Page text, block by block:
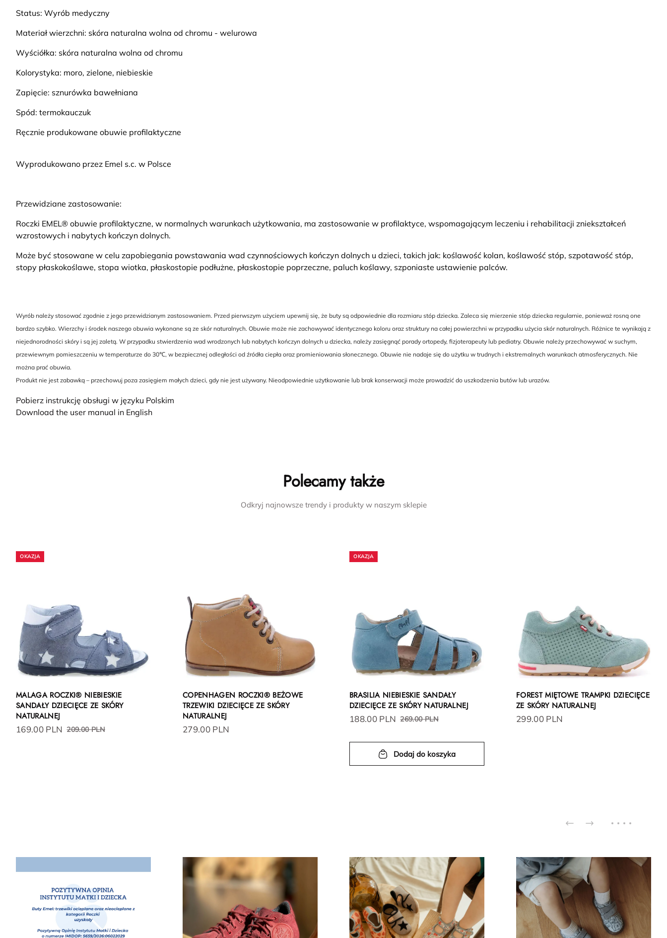
Status: Wyrób medyczny
Materiał wierzchni: skóra naturalna wolna od chromu - welurowa
Wyściółka: skóra naturalna wolna od chromu
Kolorystyka: moro, zielone, niebieskie
Zapięcie: sznurówka bawełniana
Spód: termokauczuk
Ręcznie produkowane obuwie profilaktyczne
Wyprodukowano przez Emel s.c. w Polsce
Przewidziane zastosowanie:
Roczki EMEL® obuwie profilaktyczne, w normalnych warunkach użytkowania, ma zastosowanie w profilaktyce, wspomagającym leczeniu i rehabilitacji zniekształceń
wzrostowych i nabytych kończyn dolnych.
Może być stosowane w celu zapobiegania powstawania wad czynnościowych kończyn dolnych u dzieci, takich jak: koślawość kolan, koślawość stóp, szpotawość stóp,
stopy płaskokoślawe, stopa wiotka, płaskostopie podłużne, płaskostopie poprzeczne, paluch koślawy, szponiaste ustawienie palców.
Wyrób należy stosować zgodnie z jego przewidzianym zastosowaniem. Przed pierwszym użyciem upewnij się, że buty są odpowiednie dla rozmiaru stóp dziecka. Zaleca się mierzenie stóp dziecka regularnie, ponieważ rosną one
bardzo szybko. Wierzchy i środek naszego obuwia wykonane są ze skór naturalnych. Obuwie może nie zachowywać identycznego koloru oraz struktury na całej powierzchni w przypadku użycia skór naturalnych. Różnice te wynikają z
niejednorodności skóry i są jej zaletą. W przypadku stwierdzenia wad wrodzonych lub nabytych kończyn dolnych u dziecka, należy zasięgnąć porady ortopedy, fizjoterapeuty lub pediatry. Obuwie należy przechowywać w suchym,
przewiewnym pomieszczeniu w temperaturze do 30℃, w bezpiecznej odległości od źródła ciepła oraz promieniowania słonecznego. Obuwie nie nadaje się do użytku w trudnych i ekstremalnych warunkach atmosferycznych. Nie
można prać obuwia.
Produkt nie jest zabawką – przechowuj poza zasięgiem małych dzieci, gdy nie jest używany. Nieodpowiednie użytkowanie lub brak konserwacji może prowadzić do uszkodzenia butów lub urazów.
Pobierz instrukcję obsługi w języku Polskim
Download the user manual in English
Polecamy także
Odkryj najnowsze trendy i produkty w naszym sklepie
MALAGA ROCZKI® NIEBIESKIE
SANDAŁY DZIECIĘCE ZE SKÓRY
NATURALNEJ
169.00 PLN 209.00 PLN
COPENHAGEN ROCZKI® BEŻOWE
TRZEWIKI DZIECIĘCE ZE SKÓRY
NATURALNEJ
279.00 PLN
BRASILIA NIEBIESKIE SANDAŁY
DZIECIĘCE ZE SKÓRY NATURALNEJ
188.00 PLN 269.00 PLN
Dodaj do koszyka
FOREST MIĘTOWE TRAMPKI DZIECIĘCE
ZE SKÓRY NATURALNEJ
299.00 PLN